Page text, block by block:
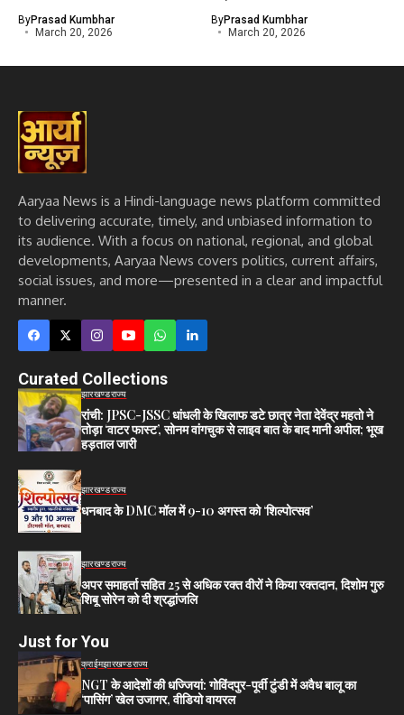
ByPrasad Kumbhar
March 20, 2026
ByPrasad Kumbhar
March 20, 2026
Aaryaa News is a Hindi-language news platform committed
to delivering accurate, timely, and unbiased information to
its audience. With a focus on national, regional, and global
developments, Aaryaa News covers politics, current affairs,
social issues, and more—presented in a clear and impactful
manner.
Curated Collections
झारखण्डराज्य
रांची: JPSC-JSSC धांधली के खिलाफ डटे छात्र नेता देवेंद्र महतो ने
तोड़ा ‘वाटर फास्ट’, सोनम वांगचुक से लाइव बात के बाद मानी अपील; भूख
हड़ताल जारी
झारखण्डराज्य
धनबाद के DMC मॉल में 9-10 अगस्त को ‘शिल्पोत्सव’
झारखण्डराज्य
अपर समाहर्ता सहित 25 से अधिक रक्त वीरों ने किया रक्तदान, दिशोम गुरु
शिबू सोरेन को दी श्रद्धांजलि
Just for You
क्राईमझारखण्डराज्य
NGT के आदेशों की धज्जियां: गोविंदपुर-पूर्वी टुंडी में अवैध बालू का
‘पासिंग’ खेल उजागर, वीडियो वायरल